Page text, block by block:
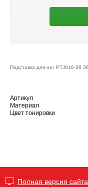
Подставка для ног PTJ016-36
Артикул
Материал
Цвет тонировки
Полная версия сайта